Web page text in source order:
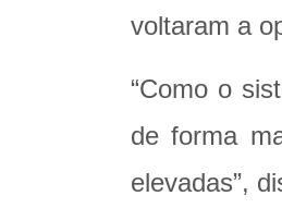
voltaram a
“Como o
de forma
elevadas”,